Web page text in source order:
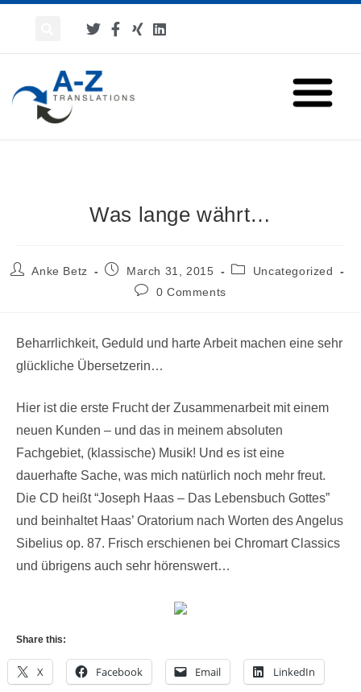
Was lange währt…
Anke Betz March 31, 2015
Uncategorized
0 Comments
Beharrlichkeit, Geduld und harte Arbeit machen eine sehr
glückliche Übersetzerin…
Hier ist die erste Frucht der Zusammenarbeit mit einem
neuen Kunden – und das in meinem absoluten
Fachgebiet, (klassische) Musik! Und es ist eine
dauerhafte Sache, was mich natürlich noch mehr freut.
Die CD heißt “Joseph Haas – Das Lebensbuch Gottes”
und beinhaltet Haas’ Oratorium nach Worten des Angelus
Sibelius op. 87. Frisch erschienen bei Chromart Classics
und übrigens auch sehr hörenswert…
Share this:
X Facebook Email LinkedIn